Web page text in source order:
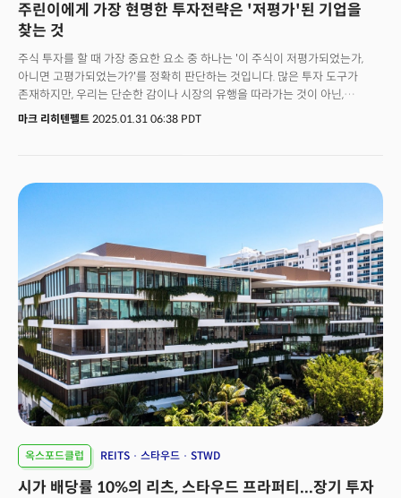
주린이에게 가장 현명한 투자전략은 '저평가'된 기업을
찾는 것
주식 투자를 할 때 가장 중요한 요소 중 하나는 '이 주식이 저평가되었는가,
아니면 고평가되었는가?'를 정확히 판단하는 것입니다. 많은 투자 도구가
존재하지만, 우리는 단순한 감이나 시장의 유행을 따라가는 것이 아닌,
객관적인 평가 기준을 적용한 시스템을 만들고자 했습니다. 그 결과 탄생한
마크 리히텐펠트 2025.01.31 06:38 PDT
옥스포드클럽 REITS 스타우드 STWD
시가 배당률 10%의 리츠, 스타우드 프라퍼티...장기 투자